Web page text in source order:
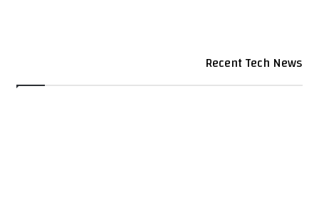
Recent Tech News